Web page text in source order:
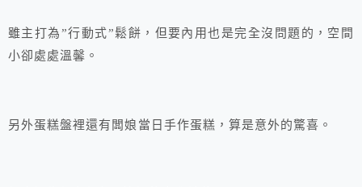
雖主打為”行動式”鬆餅，但要內用也是完全沒問題的，空間
小卻處處溫馨。
另外蛋糕盤裡還有闆娘當日手作蛋糕，算是意外的驚喜。